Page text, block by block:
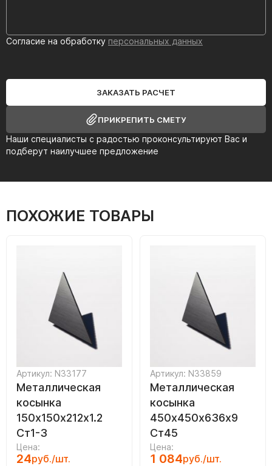
Наши специалисты с радостью проконсультируют Вас и
подберут наилучшее предложение
Согласие на обработку персональных данных
ЗАКАЗАТЬ РАСЧЕТ
ПРИКРЕПИТЬ СМЕТУ
ПОХОЖИЕ ТОВАРЫ
Артикул: N33177
Металлическая
косынка
150х150х212х1.2
Ст1-3
Цена:
24руб./шт.
Артикул: N33859
Металлическая
косынка
450х450х636х9
Ст45
Цена:
1 084руб./шт.